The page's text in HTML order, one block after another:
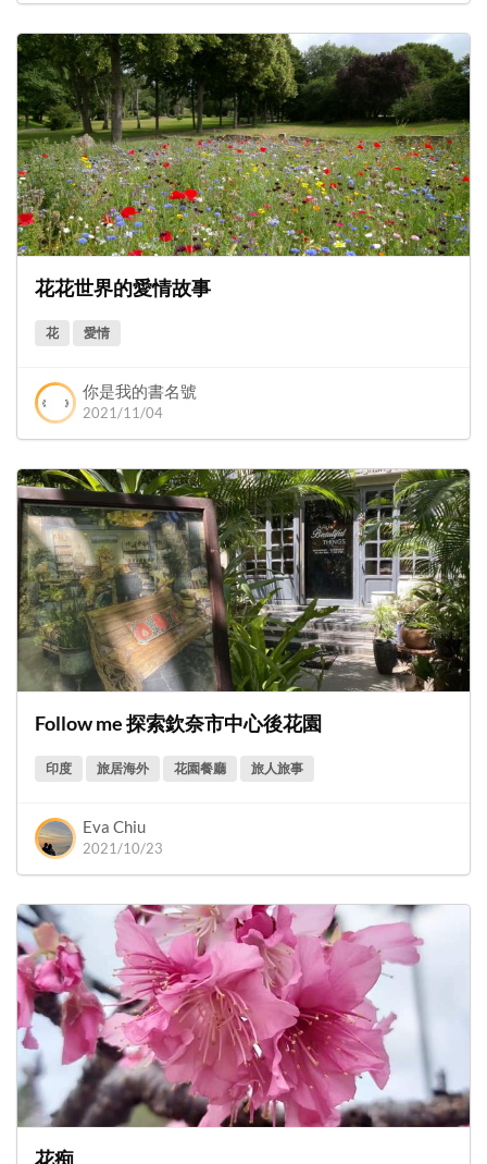
花花世界的愛情故事
花 愛情
你是我的書名號
2021/11/04
Follow me 探索欽奈市中心後花園
印度 旅居海外 花園餐廳 旅人旅事
Eva Chiu
2021/10/23
花痴